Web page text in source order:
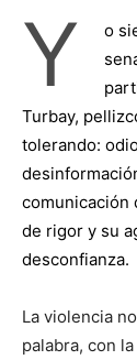
Y
o
Turbay,
tolerando:
comunicación
de rigor y su
desconfianza.
La violencia
palabra, con